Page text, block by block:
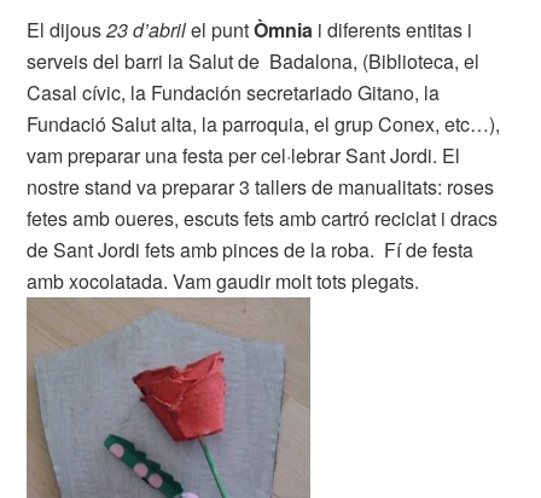
El dijous23 d’abrilel puntÒmnia i diferents entitas i
serveis del barri la Salut de Badalona, (Biblioteca, el
Casal cívic, la Fundación secretariado Gitano, la
Fundació Salut alta, la parroquia, el grup Conex, etc…),
vam preparar una festa per cel·lebrar Sant Jordi. El
nostre stand va preparar 3 tallers de manualitats: roses
fetes amb oueres, escuts fets amb cartró reciclat i dracs
de Sant Jordi fets amb pinces de la roba. Fí de festa
amb xocolatada. Vam gaudir molt tots plegats.